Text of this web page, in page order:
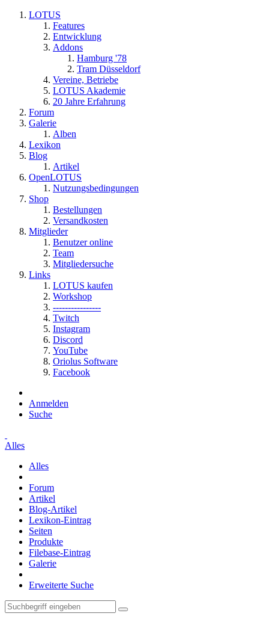
LOTUS
Features
Entwicklung
Addons
Hamburg '78
Tram Düsseldorf
Vereine, Betriebe
LOTUS Akademie
20 Jahre Erfahrung
Forum
Galerie
Alben
Lexikon
Blog
Artikel
OpenLOTUS
Nutzungsbedingungen
Shop
Bestellungen
Versandkosten
Mitglieder
Benutzer online
Team
Mitgliedersuche
Links
LOTUS kaufen
Workshop
----------------
Twitch
Instagram
Discord
YouTube
Oriolus Software
Facebook
Anmelden
Suche
Alles
Alles
Forum
Artikel
Blog-Artikel
Lexikon-Eintrag
Seiten
Produkte
Filebase-Eintrag
Galerie
Erweiterte Suche